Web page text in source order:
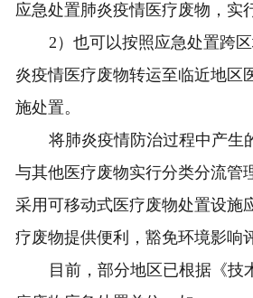
应急处置肺炎疫情医疗废物，实
2）也可以按照应急处置跨
炎疫情医疗废物转运至临近地区
施处置。
将肺炎疫情防治过程中产生
与其他医疗废物实行分类分流管
采用可移动式医疗废物处置设施
疗废物提供便利，豁免环境影响
目前，部分地区已根据《技